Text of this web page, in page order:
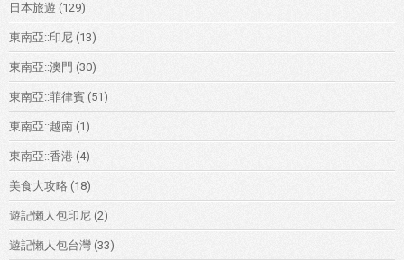
日本旅遊 (129)
東南亞::印尼 (13)
東南亞::澳門 (30)
東南亞::菲律賓 (51)
東南亞::越南 (1)
東南亞::香港 (4)
美食大攻略 (18)
遊記懶人包印尼 (2)
遊記懶人包台灣 (33)